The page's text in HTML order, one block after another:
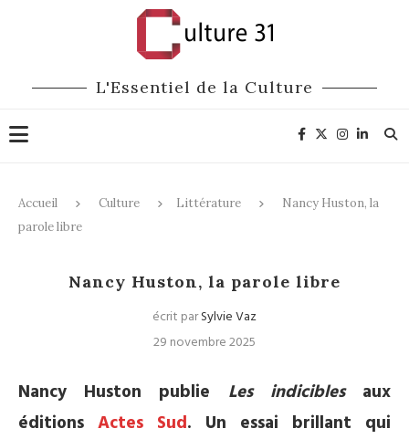
L'Essentiel de la Culture
Accueil Culture Littérature
Nancy Huston, la
parole libre
Nancy Huston, la parole libre
écrit parSylvie Vaz
29 novembre 2025
Nancy Huston publie Les indiciblesaux
éditions Actes Sud. Un essai brillant qui